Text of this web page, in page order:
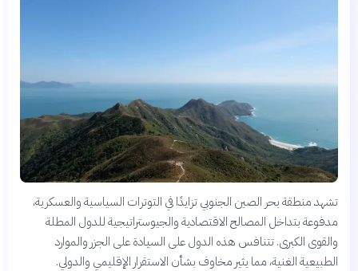
تشهد منطقة بحر الصين الجنوبي تزايدًا في التوترات السياسية والعسكرية،
مدفوعة بتداخل المصالح الاقتصادية والجيوستراتيجية للدول المطلة
والقوى الكبرى. تتنافس هذه الدول على السيادة على الجزر والموارد
الطبيعية الغنية، مما يثير مخاوف بشأن الاستقرار الإقليمي والدولي.